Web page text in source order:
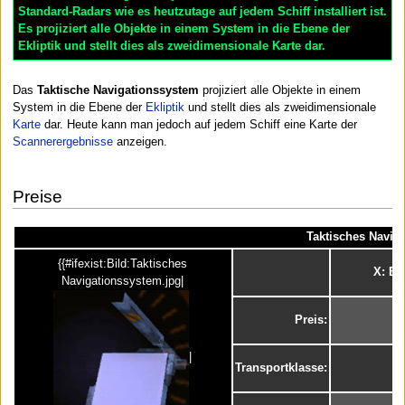
Standard-Radars wie es heutzutage auf jedem Schiff installiert ist.
Es projiziert alle Objekte in einem System in die Ebene der
Ekliptik und stellt dies als zweidimensionale Karte dar.
Das Taktische Navigationssystem projiziert alle Objekte in einem
System in die Ebene der Ekliptikund stellt dies als zweidimensionale
Kartedar. Heute kann man jedoch auf jedem Schiff eine Karte der
Scannerergebnisseanzeigen.
Preise
Taktisches
{{#ifexist:Bild:Taktisches
Navigationssystem.jpg|
X:
Preis:
Transportklasse: